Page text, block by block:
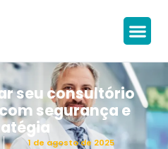
seu consultório
segurança e
1 de agosto de 2025